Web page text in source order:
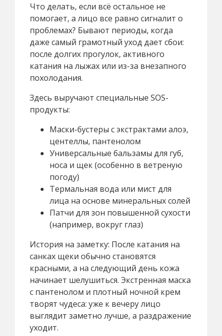
Что делать, если всё остальное не
помогает, а лицо все равно сигналит о
проблемах? Бывают периоды, когда
даже самый грамотный уход дает сбои:
после долгих прогулок, активного
катания на лыжах или из-за внезапного
похолодания.
Здесь выручают специальные SOS-
продукты:
Маски-бустеры с экстрактами алоэ,
центеллы, пантенолом
Универсальные бальзамы для губ,
носа и щек (особенно в ветреную
погоду)
Термальная вода или мист для
лица на основе минеральных солей
Патчи для зон повышенной сухости
(например, вокруг глаз)
История на заметку: После катания на
санках щеки обычно становятся
красными, а на следующий день кожа
начинает шелушиться. Экстренная маска
с пантенолом и плотный ночной крем
творят чудеса: уже к вечеру лицо
выглядит заметно лучше, а раздражение
уходит.